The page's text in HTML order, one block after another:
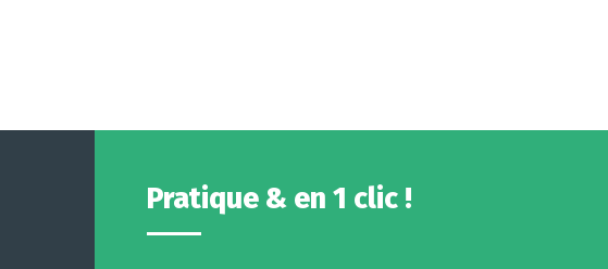
Pratique & en 1 clic !